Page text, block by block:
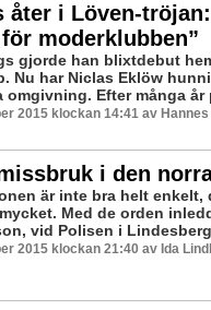
åter i Löven-
moderklubben”
gjorde han blixtdebut
Nu har Niclas Eklöw
omgivning. Efter många år
2015 klockan 14:41 av Hannes
i den
är inte bra helt enkelt,
Med de orden
vid Polisen i
2015 klockan 21:40 av Ida